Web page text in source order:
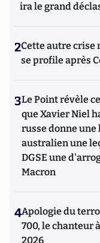
ira le grand
2Cette autre crise
se profile après
3Le Point révèle
que Xavier Niel
russe donne une
australien une
DGSE une
Macron
4Apologie du
700, le chanteur
2026